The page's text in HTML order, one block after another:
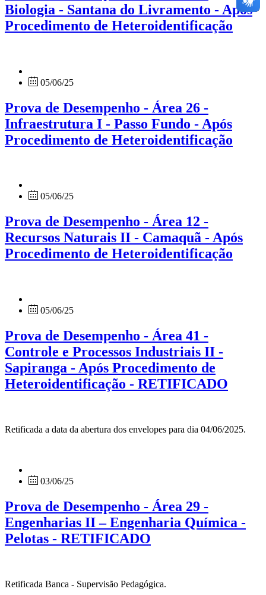
Biologia - Santana do Livramento - Após
Procedimento de Heteroidentificação
05/06/25
Prova de Desempenho - Área 26 -
Infraestrutura I - Passo Fundo - Após
Procedimento de Heteroidentificação
05/06/25
Prova de Desempenho - Área 12 -
Recursos Naturais II - Camaquã - Após
Procedimento de Heteroidentificação
05/06/25
Prova de Desempenho - Área 41 -
Controle e Processos Industriais II -
Sapiranga - Após Procedimento de
Heteroidentificação - RETIFICADO
Retificada a data da abertura dos envelopes para dia 04/06/2025.
03/06/25
Prova de Desempenho - Área 29 -
Engenharias II – Engenharia Química -
Pelotas - RETIFICADO
Retificada Banca - Supervisão Pedagógica.